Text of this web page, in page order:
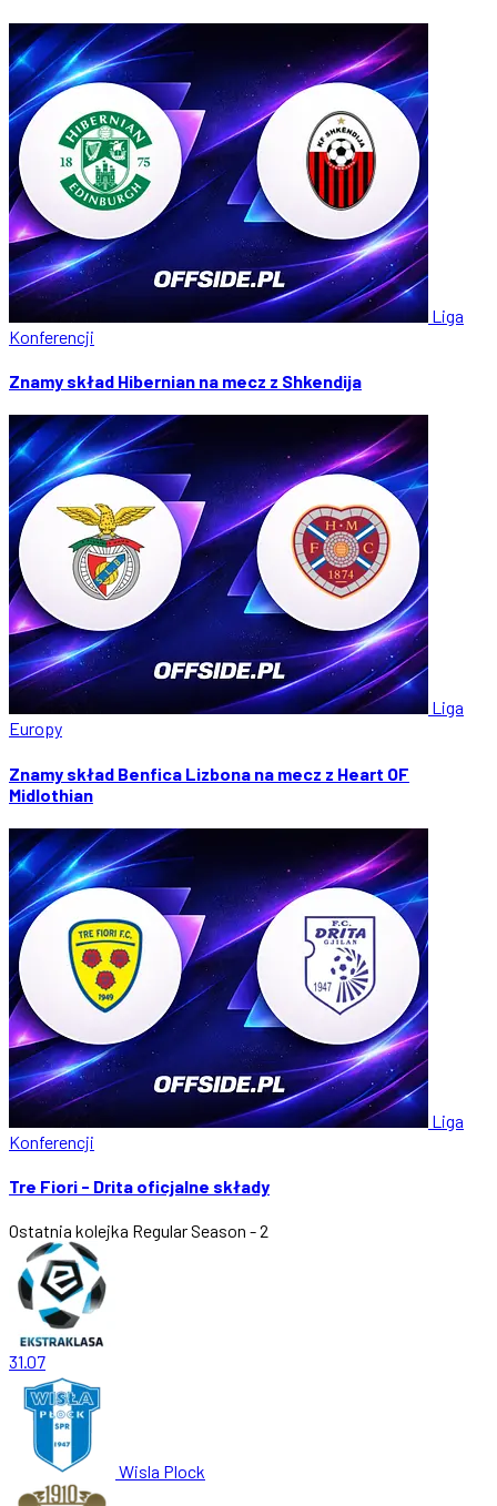
Liga
Konferencji
Znamy skład Hibernian na mecz z Shkendija
Liga
Europy
Znamy skład Benfica Lizbona na mecz z Heart OF
Midlothian
Liga
Konferencji
Tre Fiori - Drita oficjalne składy
Ostatnia kolejka Regular Season - 2
31.07
Wisla Plock